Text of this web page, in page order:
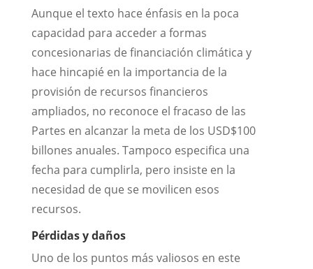
Aunque el texto hace énfasis en la poca
capacidad para acceder a formas
concesionarias de financiación climática y
hace hincapié en la importancia de la
provisión de recursos financieros
ampliados, no reconoce el fracaso de las
Partes en alcanzar la meta de los USD$100
billones anuales. Tampoco especifica una
fecha para cumplirla, pero insiste en la
necesidad de que se movilicen esos
recursos.
Pérdidas y daños
Uno de los puntos más valiosos en este